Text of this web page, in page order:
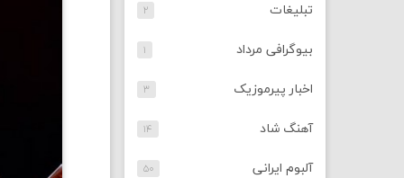
تبلیغات ۲
بیوگرافی مرداد ۱
اخبار پیرموزیک ۳
آهنگ شاد ۱۴
آلبوم ایرانی ۵۰